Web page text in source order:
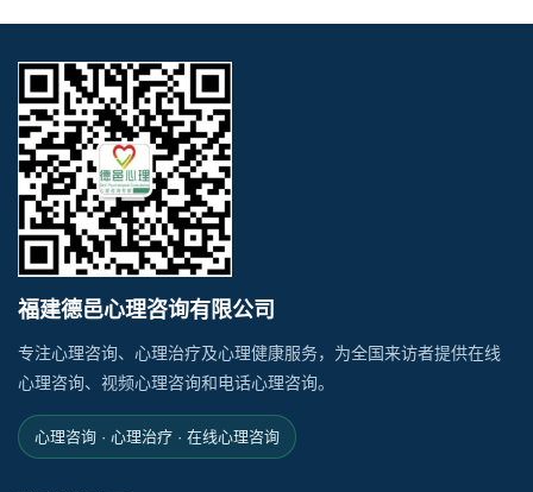
福建德邑心理咨询有限公司
专注心理咨询、心理治疗及心理健康服务，为全国来访者提供在线
心理咨询、视频心理咨询和电话心理咨询。
心理咨询 · 心理治疗 · 在线心理咨询